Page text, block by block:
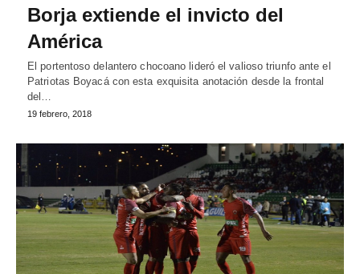
Borja extiende el invicto del
América
El portentoso delantero chocoano lideró el valioso triunfo ante el
Patriotas Boyacá con esta exquisita anotación desde la frontal
del…
19 febrero, 2018